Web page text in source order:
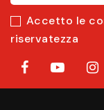
Accetto le
riservatezza